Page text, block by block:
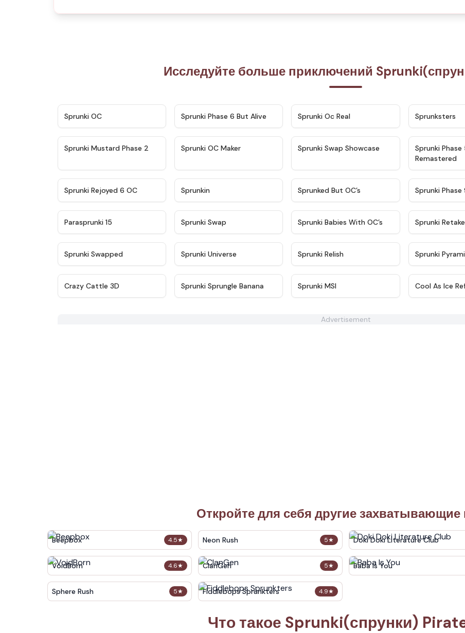
Исследуйте больше приключений
Sprunki OC ★ 4.9
Sprunki Phase 6 But Alive Sprunki Oc Real Sprunksters
★ 4.4
Sprunki Mustard Phase 2 Sprunki OC Maker ★ 4.6
Sprunki Swap Showcase
Sprunki Phase
Remastered
★
Sprunki Rejoyed 6 OC Sprunkin Sprunked But OC’s Sprunki Phase
Parasprunki 15 Sprunki Swap ★ 4.8
Sprunki Babies With OC’s Sprunki
Sprunki Swapped Sprunki Universe Sprunki Relish Sprunki
Crazy Cattle 3D ★
Sprunki Sprungle Banana Sprunki MSI Cool As Ice
Advertisement
Откройте для себя другие захватывающие
4.5★
Beepbox 5★
Neon Rush Doki Doki Literature Club
4.6★
VoidBorn 5★
ClanGen Baba Is You
5★
Sphere Rush 4.9★
Fiddlebops Sprunkters
Что такое Sprunki(спрунки)